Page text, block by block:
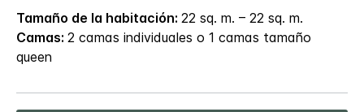
Tamaño de la habitación: 22 sq. m. – 22 sq. m.
Camas: 2 camas individuales o 1 camas tamaño
queen